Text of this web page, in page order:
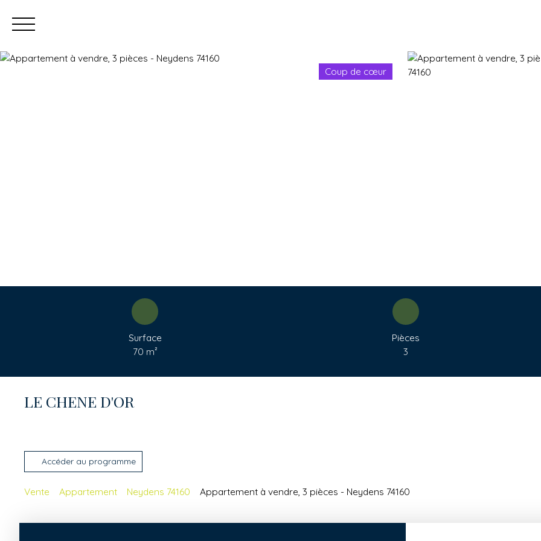
Immobilier neuf Immobilier en revente
Coup de cœur
Surface
70 m²
Pièces
3
LE CHENE D'OR
Accéder au programme
Vente Appartement Neydens 74160 Appartement à vendre, 3 pièces - Neydens 74160